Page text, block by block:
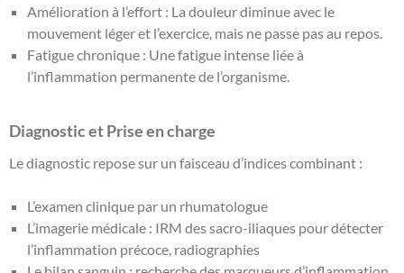
Amélioration à l’effort : La douleur diminue avec le
mouvement léger et l’exercice, mais ne passe pas au repos.
Fatigue chronique : Une fatigue intense liée à
l’inflammation permanente de l’organisme.
Diagnostic et Prise en charge
Le diagnostic repose sur un faisceau d’indices combinant :
L’examen clinique par un rhumatologue
L’imagerie médicale : IRM des sacro-iliaques pour détecter
l’inflammation précoce, radiographies